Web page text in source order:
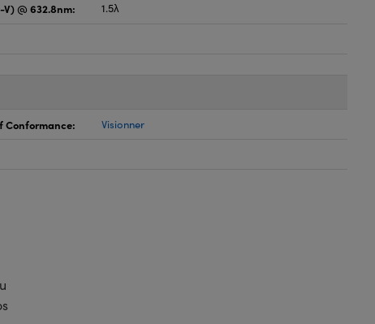
V) @ 632.8nm: 1.5λ
Conformance: Visionner